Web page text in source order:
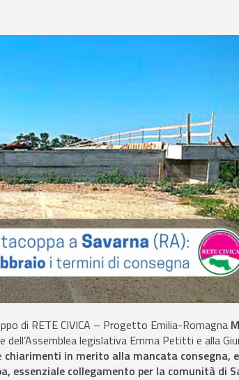
di RETE CIVICA – Progetto Emilia-Romagna
dell’Assemblea legislativa Emma Petitti e alla
chiarimenti in merito alla mancata consegna,
essenziale collegamento per la comunità di